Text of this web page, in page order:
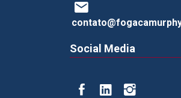
Social Media